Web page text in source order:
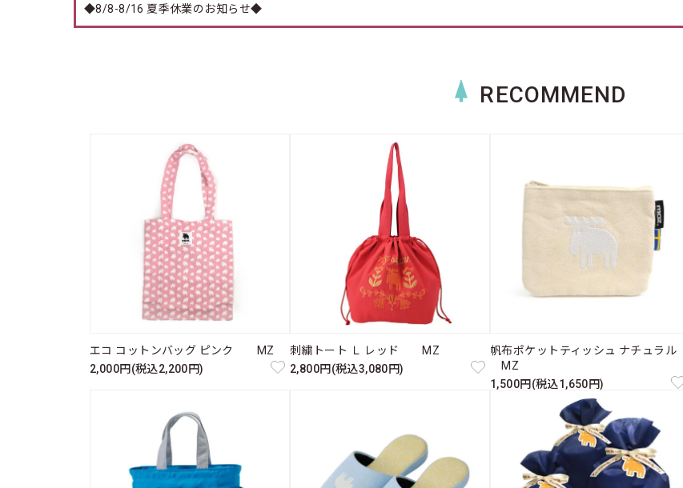
◆8/8-8/16 夏季休業のお知らせ◆
RECOMMEND
エコ コットンバッグ ピンク MZ
2,000円(税込2,200円)
刺繍トート Ｌ レッド MZ
2,800円(税込3,080円)
帆布ポケットティッシュ ナチュラル
MZ
1,500円(税込1,650円)